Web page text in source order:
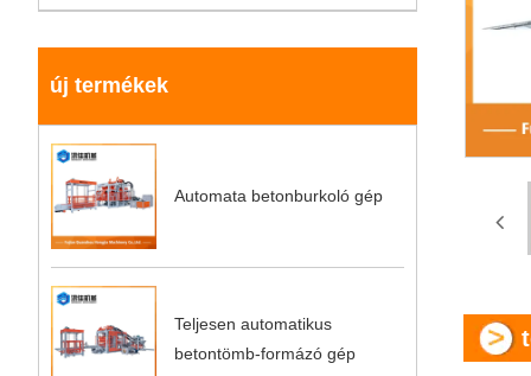
új termékek
Automata betonburkoló gép
Teljesen automatikus
betontömb-formázó gép